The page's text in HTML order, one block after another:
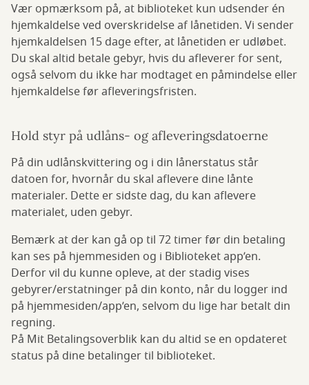
Vær opmærksom på, at biblioteket kun udsender én
hjemkaldelse ved overskridelse af lånetiden. Vi sender
hjemkaldelsen 15 dage efter, at lånetiden er udløbet.
Du skal altid betale gebyr, hvis du afleverer for sent,
også selvom du ikke har modtaget en påmindelse eller
hjemkaldelse før afleveringsfristen.
Hold styr på udlåns- og afleveringsdatoerne
På din udlånskvittering og i din lånerstatus står
datoen for, hvornår du skal aflevere dine lånte
materialer. Dette er sidste dag, du kan aflevere
materialet, uden gebyr.
Bemærk at der kan gå op til 72 timer før din betaling
kan ses på hjemmesiden og i Biblioteket app’en.
Derfor vil du kunne opleve, at der stadig vises
gebyrer/erstatninger på din konto, når du logger ind
på hjemmesiden/app’en, selvom du lige har betalt din
regning.
På Mit Betalingsoverblik kan du altid se en opdateret
status på dine betalinger til biblioteket.